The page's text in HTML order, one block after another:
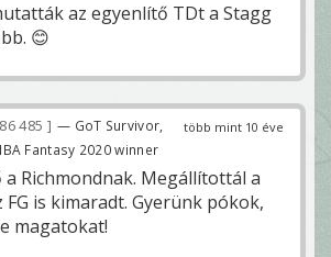
az egyenlítő TDt a Stagg
😊
több mint 10 éve
86 485
— GoT Survivor,
Fantasy 2020 winner
a Richmondnak. Megállítottál a
FG is kimaradt. Gyerünk pókok,
magatokat!